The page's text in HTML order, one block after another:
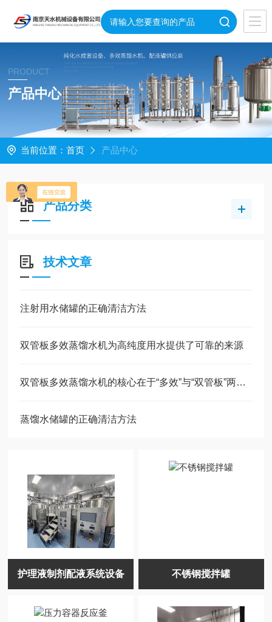
PRODUCT
产品中心
当前位置： 首页 产品中心
产品分类
技术文章
注射用水储罐的正确清洁方法
双管板多效蒸馏水机为高纯度用水提供了可靠的来源
双管板多效蒸馏水机的核心在于“多效”与“双管板”两个概念
蒸馏水储罐的正确清洁方法
护理液制剂配液系统设备 不锈钢搅拌罐